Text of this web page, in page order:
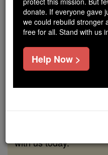
Because of generous
Catholic Online
free, faithful Catholic
million students
of noise and
souls with truth,
If everyone who
families and keep
free for all. Be
with us today.
donate. If everyone gave
we could rebuild stronger
free for all. Stand with us
Help Now >